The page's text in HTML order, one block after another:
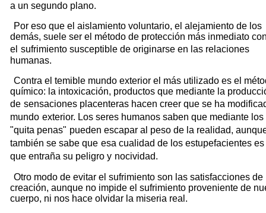
a un segundo plano.
Por eso que el aislamiento voluntario, el alejamiento de los
demás, suele ser el método de protección más inmediato
el sufrimiento susceptible de originarse en las relaciones
humanas.
Contra el temible mundo exterior el más utilizado es el
químico: la intoxicación, productos que mediante la
de sensaciones placenteras hacen creer que se ha
mundo exterior. Los seres humanos saben que mediante los
"quita penas" pueden escapar al peso de la realidad,
también se sabe que esa cualidad de los estupefacientes es
que entraña su peligro y nocividad.
Otro modo de evitar el sufrimiento son las satisfacciones de
creación, aunque no impide el sufrimiento proveniente de
cuerpo, ni nos hace olvidar la miseria real.